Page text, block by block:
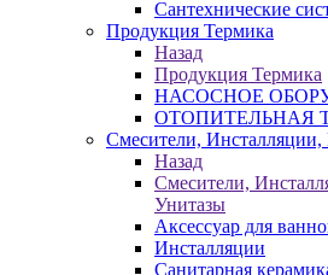
Сантехнические
Продукция Термика
Назад
Продукция Термика
НАСОСНОЕ
ОТОПИТЕЛЬНАЯ
Смесители,
Назад
Смесители,
Унитазы
Аксессуар для
Инсталляции
Санитарная